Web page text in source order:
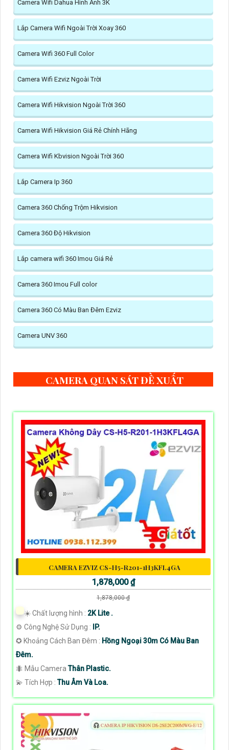
Camera Wifi Dahua Hình Ảnh 3K
Lắp Camera Wifi Ngoài Trời Xoay 360
Camera Wifi 360 Full Color
Camera Wifi Ezviz Ngoài Trời
Camera Wifi Hikvision Ngoài Trời 360
Camera Wifi Hikvision Giá Rẻ Chính Hãng
Camera Wifi Kbvision Ngoài Trời 360
Lắp Camera Ip 360
Camera 360 Chống Trộm Hikvision
Camera 360 Độ Hikvision
Lắp camera wifi 360 Imou Giá Rẻ
Camera 360 Imou Full color
Camera 360 Có Màu Ban Đêm Ezviz
Camera UNV 360
CAMERA QUAN SÁT ĐỀ XUẤT
CAMERA EZVIZ CS-H5-R201-1H3KFL4GA
1,878,000 ₫
1,878,000 ₫
☀️ Chất lượng hình : 2K Lite .
⚙ Công Nghệ Sử Dụng : IP.
✪ Khoảng Cách Ban Đêm : Hồng Ngoại 30m Có Màu Ban
Ðêm.
🐜 Mẫu CameraThân Plastic.
️💫 Tích Hợp :Thu Âm Và Loa.